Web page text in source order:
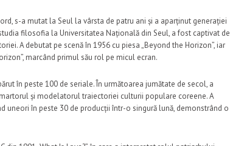
s-a mutat la Seul la vârsta de patru ani și a aparținut generației
filosofia la Universitatea Națională din Seul, a fost captivat de
A debutat pe scenă în 1956 cu piesa „Beyond the Horizon”, iar
marcând primul său rol pe micul ecran.
în peste 100 de seriale. În următoarea jumătate de secol, a
și modelatorul traiectoriei culturii populare coreene. A
uneori în peste 30 de producții într-o singură lună, demonstrând o